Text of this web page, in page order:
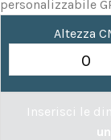
personalizzabile
Altezza
Inserisci le